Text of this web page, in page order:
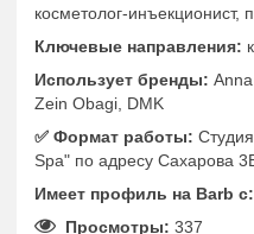
косметолог-инъекционист,
Ключевые направления:
Использует бренды:
Zein Obagi, DMK
✅️ Формат работы:
Spa" по адресу Сахарова
Имеет профиль на Barb c:
Просмотры: 337